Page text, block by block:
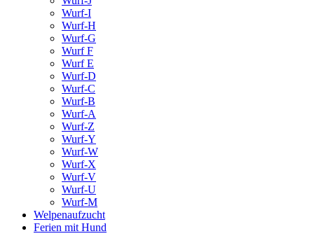
Wurf-I
Wurf-H
Wurf-G
Wurf F
Wurf E
Wurf-D
Wurf-C
Wurf-B
Wurf-A
Wurf-Z
Wurf-Y
Wurf-W
Wurf-X
Wurf-V
Wurf-U
Wurf-M
Welpenaufzucht
Ferien mit Hund